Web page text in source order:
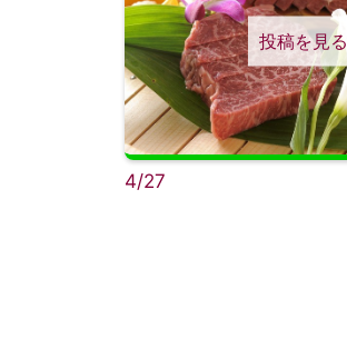
投稿を見る
4/27